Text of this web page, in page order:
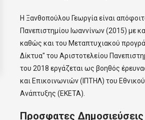
Η Ξανθοπούλου Γεωργία είναι
Πανεπιστημίου Ιωαννίνων (2015) με
καθώς και του Μεταπτυχιακού
Δίκτυα" του Αριστοτελείου
του 2018 εργάζεται ως βοηθός
και Επικοινωνιών (ΙΠΤΗΛ) του
Ανάπτυξης (ΕΚΕΤΑ).
Προσφατες Δημοσιεύσεις